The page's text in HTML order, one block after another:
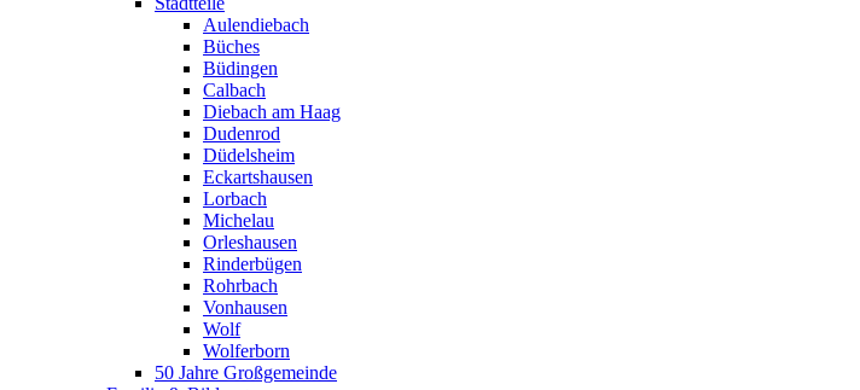
Aulendiebach
Büches
Büdingen
Calbach
Diebach am Haag
Dudenrod
Düdelsheim
Eckartshausen
Lorbach
Michelau
Orleshausen
Rinderbügen
Rohrbach
Vonhausen
Wolf
Wolferborn
50 Jahre Großgemeinde